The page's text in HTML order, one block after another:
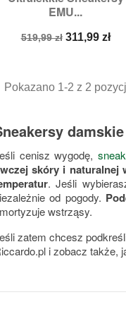
EMU...
Cena
519,99 zł Cena
311,99 zł
Rozmiary:37,
Pokazano 1-2 z 2
cenisz wygodę,
skóry i naturalnej
. Jeśli
od pogody.
wstrząsy.
zatem chcesz
i zobacz także,